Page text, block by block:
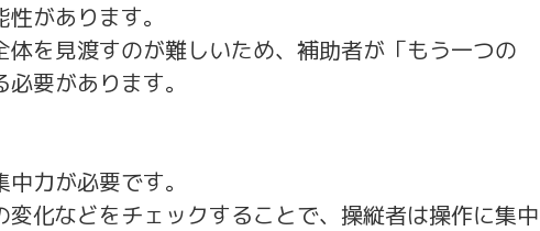
があります。
体を見渡すのが難しいため、補助者が「もう一つの
要があります。
力が必要です。
化などをチェックすることで、操縦者は操作に集中